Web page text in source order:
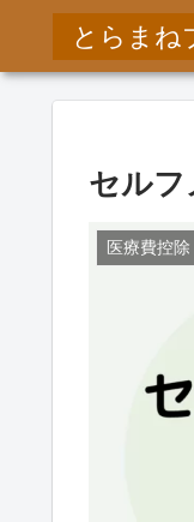
とらまね
セルフ
医療費控除